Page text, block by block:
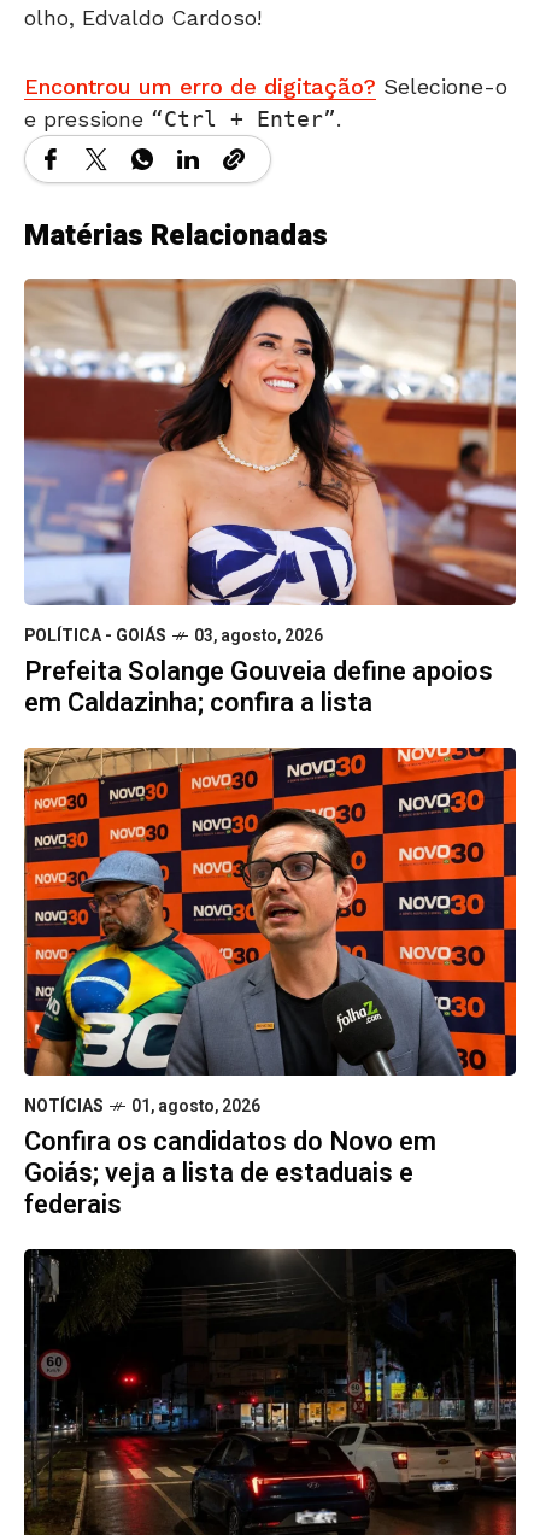
olho, Edvaldo Cardoso!
Encontrou um erro de digitação? Selecione-o
e pressione
Ctrl + Enter .
Matérias Relacionadas
POLÍTICA - GOIÁS 03, agosto, 2026
Prefeita Solange Gouveia define apoios
em Caldazinha; confira a lista
NOTÍCIAS 01, agosto, 2026
Confira os candidatos do Novo em
Goiás; veja a lista de estaduais e
federais